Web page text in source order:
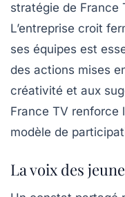
stratégie de France
L’entreprise croit
ses équipes est
des actions mises
créativité et aux
France TV renforce
modèle de
La voix des